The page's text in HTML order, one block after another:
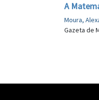
A
Moura,
Gazeta de